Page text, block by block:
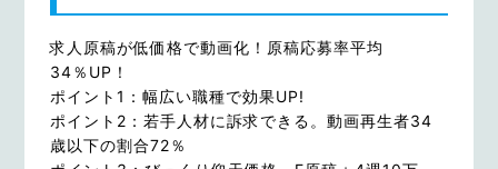
求人原稿が低価格で動画化！原稿応募率平均
34％UP！
ポイント1：幅広い職種で効果UP!
ポイント2：若手人材に訴求できる。動画再生者34
歳以下の割合72％